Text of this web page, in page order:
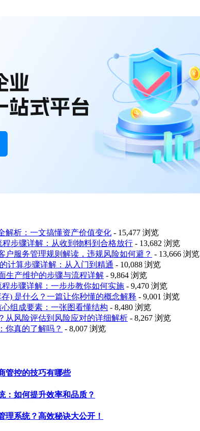
解析：一文搞懂资产价值变化 - 15,477 浏览
程步骤详解：从收到物料到合格放行 - 13,682 浏览
户服务管理规则解读，违规风险如何避？ - 13,666 浏览
计算步骤详解：从入门到精通 - 10,088 浏览
生产维护的步骤与流程详解 - 9,864 浏览
程步骤详解：一步步教你如何实施 - 9,470 浏览
) 是什么？一篇让你秒懂的概念解释 - 9,001 浏览
心组成要素：一张图看懂结构 - 8,480 浏览
从风险评估到风险应对的详细解析 - 8,267 浏览
你真的了解吗？ - 8,007 浏览
管控的技巧有哪些
：如何提升效率和品质？
理系统？高效秘诀大公开！